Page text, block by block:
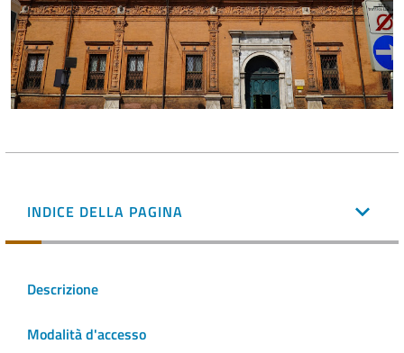
INDICE DELLA PAGINA
Descrizione
Modalità d'accesso